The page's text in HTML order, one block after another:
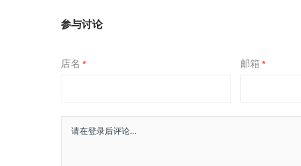
参与讨论
店名 * 邮箱 *